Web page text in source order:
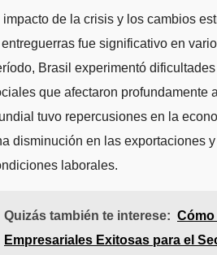
impacto de la crisis y los cambios
fue significativo en
Brasil experimentó
que afectaron profundamente
tuvo repercusiones en la
disminución en las exportaciones
laborales.
Quizás también te interese: Cómo
Empresariales Exitosas para el